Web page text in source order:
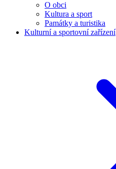
O obci
Kultura a sport
Památky a turistika
Kulturní a sportovní zařízení